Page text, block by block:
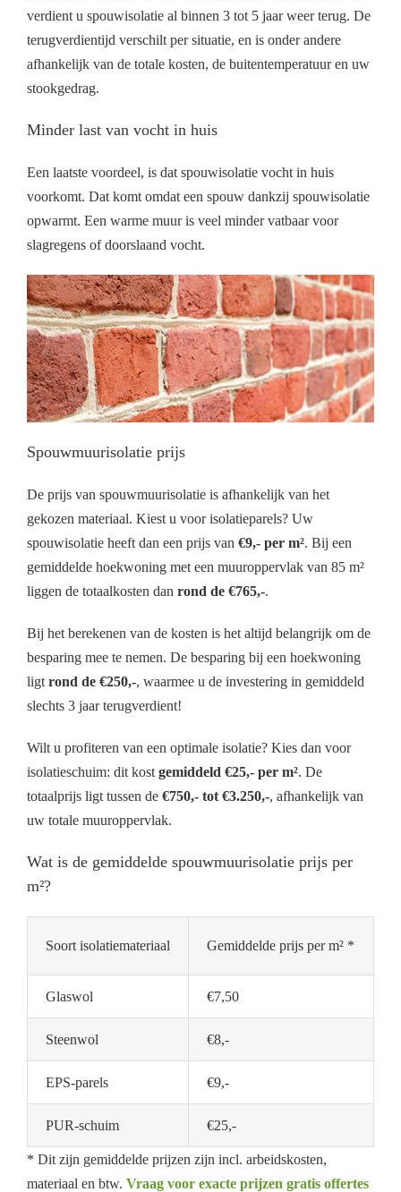
verdient u spouwisolatie al binnen 3 tot 5 jaar weer terug. De
terugverdientijd verschilt per situatie, en is onder andere
afhankelijk van de totale kosten, de buitentemperatuur en uw
stookgedrag.
Minder last van vocht in huis
Een laatste voordeel, is dat spouwisolatie vocht in huis
voorkomt. Dat komt omdat een spouw dankzij spouwisolatie
opwarmt. Een warme muur is veel minder vatbaar voor
slagregens of doorslaand vocht.
Spouwmuurisolatie prijs
De prijs van spouwmuurisolatie is afhankelijk van het
gekozen materiaal. Kiest u voor isolatieparels? Uw
spouwisolatie heeft dan een prijs van €9,- per m². Bij een
gemiddelde hoekwoning met een muuroppervlak van 85 m²
liggen de totaalkosten dan rond de €765,-.
Bij het berekenen van de kosten is het altijd belangrijk om de
besparing mee te nemen. De besparing bij een hoekwoning
ligt rond de €250,-, waarmee u de investering in gemiddeld
slechts 3 jaar terugverdient!
Wilt u profiteren van een optimale isolatie? Kies dan voor
isolatieschuim: dit kost gemiddeld €25,- per m². De
totaalprijs ligt tussen de €750,- tot €3.250,-, afhankelijk van
uw totale muuroppervlak.
Wat is de gemiddelde spouwmuurisolatie prijs per
m²?
Soort isolatiemateriaal Gemiddelde prijs per m² *
Glaswol €7,50
Steenwol €8,-
EPS-parels €9,-
PUR-schuim €25,-
* Dit zijn gemiddelde prijzen zijn incl. arbeidskosten,
materiaal en btw. Vraag voor exacte prijzen gratis offertes